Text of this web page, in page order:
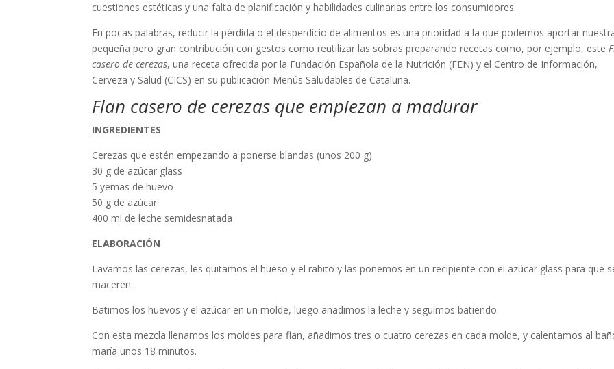
cuestiones estéticas y una falta de planificación y habilidades culinarias entre los consumidores.
En pocas palabras, reducir la pérdida o el desperdicio de alimentos es una prioridad a la que podemos aportar
pequeña pero gran contribución con gestos como reutilizar las sobras preparando recetas como, por ejemplo, este
casero de cerezas, una receta ofrecida por la Fundación Española de la Nutrición (FEN) y el Centro de Información,
Cerveza y Salud (CICS) en su publicación Menús Saludables de Cataluña.
Flan casero de cerezas que empiezan a madurar
INGREDIENTES
Cerezas que estén empezando a ponerse blandas (unos 200 g)
30 g de azúcar glass
5 yemas de huevo
50 g de azúcar
400 ml de leche semidesnatada
ELABORACIÓN
Lavamos las cerezas, les quitamos el hueso y el rabito y las ponemos en un recipiente con el azúcar glass para que
maceren.
Batimos los huevos y el azúcar en un molde, luego añadimos la leche y seguimos batiendo.
Con esta mezcla llenamos los moldes para flan, añadimos tres o cuatro cerezas en cada molde, y calentamos al
maría unos 18 minutos.